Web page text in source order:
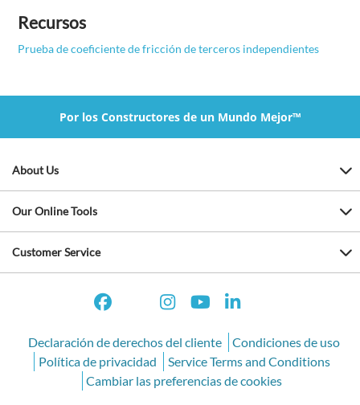
Recursos
Prueba de coeficiente de fricción de terceros independientes
Por los Constructores de un Mundo Mejor™
About Us
Our Online Tools
Customer Service
Declaración de derechos del cliente
Condiciones de uso
Política de privacidad
Service Terms and Conditions
Cambiar las preferencias de cookies